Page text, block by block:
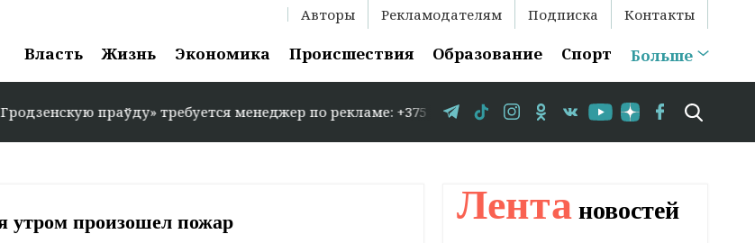
Авторы Рекламодателям Подписка Контакты
Власть Жизнь Экономика Происшествия Образование Спорт Больше
праўду» требуется менеджер по рекламе: +375 29 583-35-86 // В Гродно временно закрывается
произошел пожар Лента новостей